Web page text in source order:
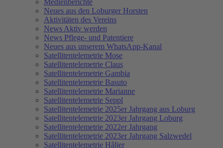
Medienberichte
Neues aus den Loburger Horsten
Aktivitäten des Vereins
News Aktiv werden
News Pflege- und Patentiere
Neues aus unserem WhatsApp-Kanal
Satellitentelemetrie Mose
Satellitentelemetrie Claus
Satellitentelemetrie Gambia
Satellitentelemetrie Basuto
Satellitentelemetrie Marianne
Satellitentelemetrie Seppl
Satellitentelemetrie 2025er Jahrgang aus Loburg
Satellitentelemetrie 2023er Jahrgang Loburg
Satellitentelemetrie 2022er Jahrgang
Satellitentelemetrie 2023er Jahrgang Salzwedel
Satellitentelemetrie Håljer